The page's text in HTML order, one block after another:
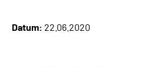
Datum: 22.06.2020